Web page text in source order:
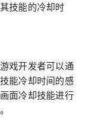
技能的冷却时
戏开发者可以通
能冷却时间的感
面冷却技能进行